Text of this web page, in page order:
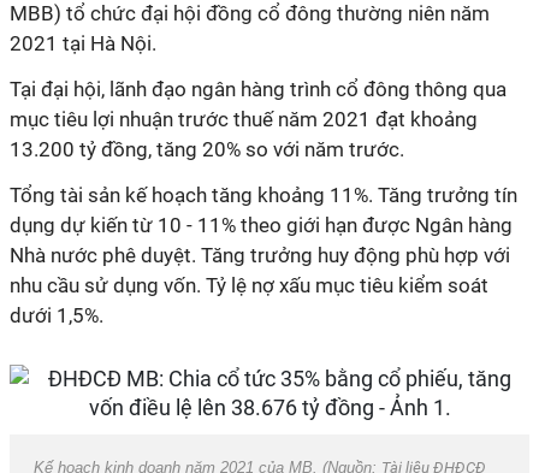
MBB) tổ chức đại hội đồng cổ đông thường niên năm
2021 tại Hà Nội.
Tại đại hội, lãnh đạo ngân hàng trình cổ đông thông qua
mục tiêu lợi nhuận trước thuế năm 2021 đạt khoảng
13.200 tỷ đồng, tăng 20% so với năm trước.
Tổng tài sản kế hoạch tăng khoảng 11%. Tăng trưởng tín
dụng dự kiến từ 10 - 11% theo giới hạn được Ngân hàng
Nhà nước phê duyệt. Tăng trưởng huy động phù hợp với
nhu cầu sử dụng vốn. Tỷ lệ nợ xấu mục tiêu kiểm soát
dưới 1,5%.
Kế hoạch kinh doanh năm 2021 của MB. (Nguồn: Tài liệu ĐHĐCĐ